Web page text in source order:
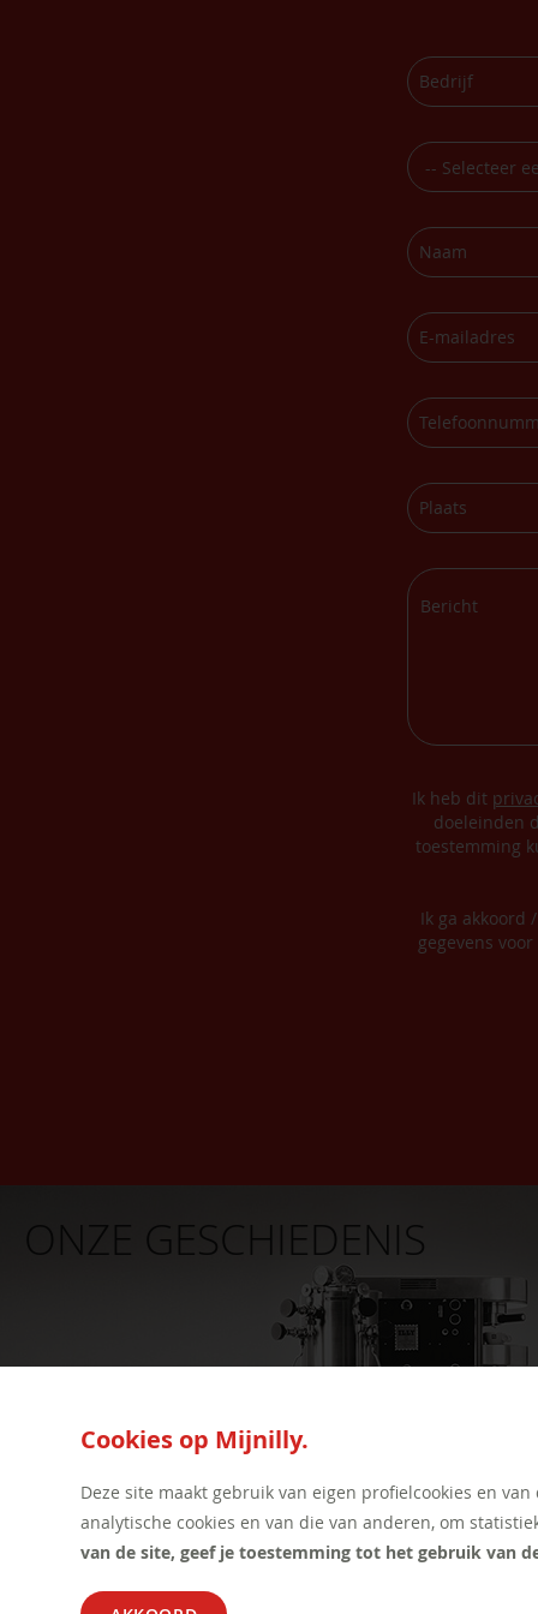
Ik heb dit
doeleinden
toestemming
Ik ga akkoord
gegevens
ONZE GESCHIEDENIS
Cookies op Mijnilly.
Deze site maakt gebruik van eigen profielcookies en
analytische cookies en van die van anderen, om
van de site, geef je toestemming tot het gebruik van